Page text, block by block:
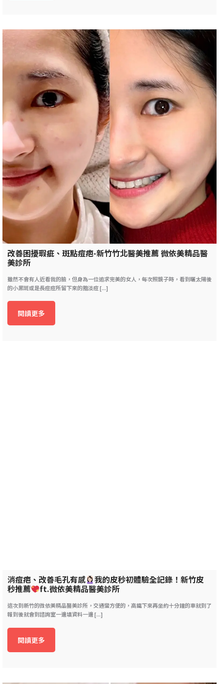
改善困擾瑕疵、斑點痘疤-新竹竹北醫美推薦 微依美精品醫
美診所
雖然不會有人近看我的臉，但身為一位追求完美的女人，每次照鏡子時，看到曬太陽後
的小黑斑或是長痘痘所留下來的黯淡痘 [...]
閱讀更多
消痘疤、改善毛孔有感 我的皮秒初體驗全記錄！新竹皮
秒推薦 ft.微依美精品醫美診所
這次到新竹的微依美精品醫美診所，交通蠻方便的，高鐵下來再坐約十分鐘的車就到了
報到後就會到諮詢室一邊填資料一邊 [...]
閱讀更多